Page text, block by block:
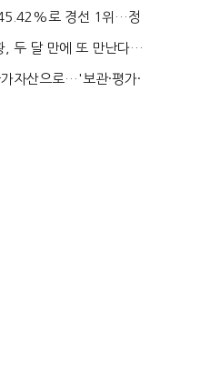
로 경선 1위…정
, 두 달 만에 또 만난다…
자산으로…'보관·평가·